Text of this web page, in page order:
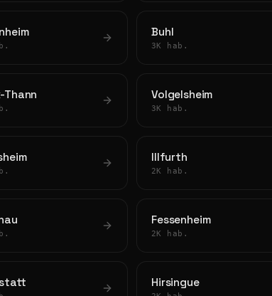
Buhl
3K hab.
Thann Volgelsheim
3K hab.
Illfurth
2K hab.
Fessenheim
2K hab.
Hirsingue